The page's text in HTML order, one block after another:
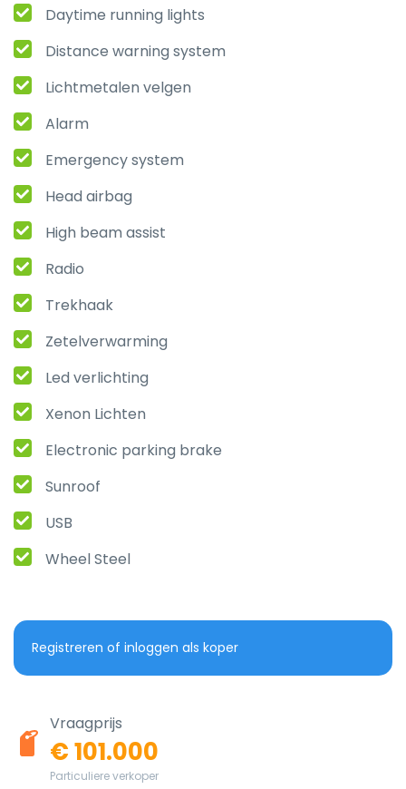
Daytime running lights
Distance warning system
Lichtmetalen velgen
Alarm
Emergency system
Head airbag
High beam assist
Radio
Trekhaak
Zetelverwarming
Led verlichting
Xenon Lichten
Electronic parking brake
Sunroof
USB
Wheel Steel
Registreren of inloggen als koper
Vraagprijs
€ 101.000
Particuliere verkoper